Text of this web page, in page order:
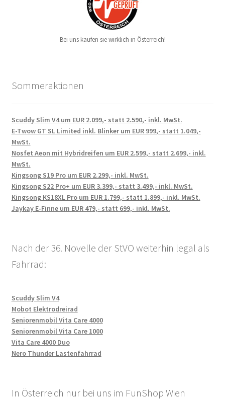
Bei uns kaufen sie wirklich in Österreich!
Sommeraktionen
Scuddy Slim V4 um EUR 2.099,- statt 2.590,- inkl. MwSt.
E-Twow GT SL Limited inkl. Blinker um EUR 999,- statt 1.049,-
MwSt.
Nosfet Aeon mit Hybridreifen um EUR 2.599,- statt 2.699,- inkl.
MwSt.
Kingsong S19 Pro um EUR 2.299,- inkl. MwSt.
Kingsong S22 Pro+ um EUR 3.399,- statt 3.499,- inkl. MwSt.
Kingsong KS18XL Pro um EUR 1.799,- statt 1.899,- inkl. MwSt.
Jaykay E-Finne um EUR 479,- statt 699,- inkl. MwSt.
Nach der 36. Novelle der StVO weiterhin legal als
Fahrrad:
Scuddy Slim V4
Mobot Elektrodreirad
Seniorenmobil Vita Care 4000
Seniorenmobil Vita Care 1000
Vita Care 4000 Duo
Nero Thunder Lastenfahrrad
In Österreich nur bei uns im FunShop Wien